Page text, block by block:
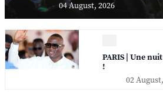
04 August, 2026
PARIS | Une
!
02